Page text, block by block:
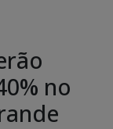
no